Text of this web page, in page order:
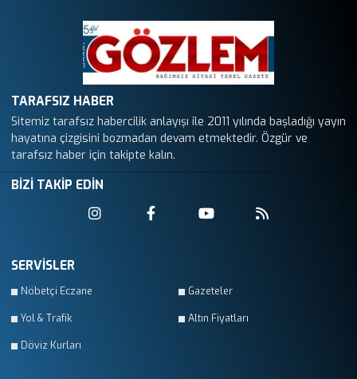
TARAFSIZ HABER
Sitemiz tarafsız habercilik anlayışı ile 2011 yılında başladığı yayın
hayatına çizgisini bozmadan devam etmektedir. Özgür ve
tarafsız haber için takipte kalın.
BİZİ TAKİP EDİN
SERVİSLER
Nöbetçi Eczane Gazeteler
Yol & Trafik Altın Fiyatları
Döviz Kurları